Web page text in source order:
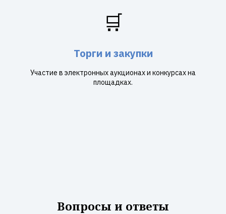
🛒
Торги и закупки
Участие в электронных аукционах и конкурсах на
площадках.
Вопросы и ответы